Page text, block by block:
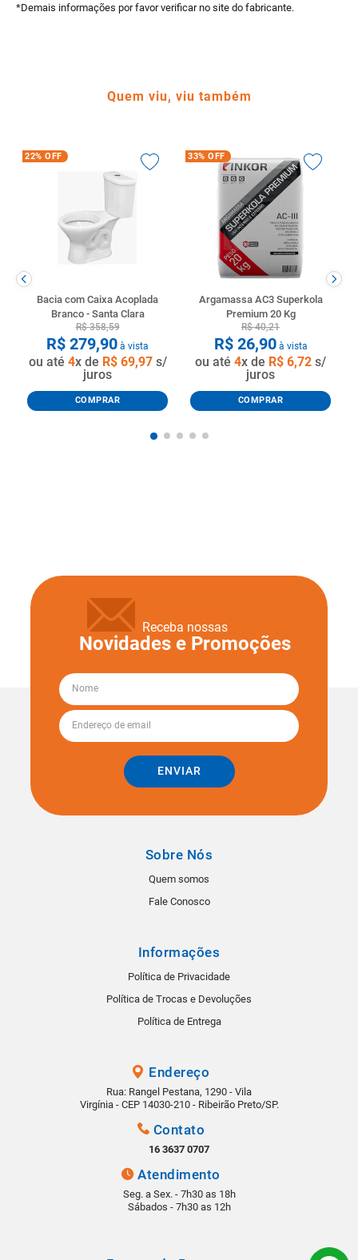
*Demais informações por favor verificar no site do fabricante.
Quem viu, viu também
22% OFF
Bacia com Caixa Acoplada
Branco - Santa Clara
R$ 358,59
R$ 279,90 à vista
ou até 4x de R$ 69,97s/
juros
COMPRAR
33% OFF
Argamassa AC3 Superkola
Premium 20 Kg
R$ 40,21
R$ 26,90à vista
ou até 4x de R$ 6,72 s/
juros
COMPRAR
Receba nossas
Novidades e Promoções
ENVIAR
Sobre Nós
Quem somos
Fale Conosco
Informações
Política de Privacidade
Política de Trocas e Devoluções
Política de Entrega
Endereço
Rua: Rangel Pestana, 1290 - Vila
Virgínia - CEP 14030-210 - Ribeirão Preto/SP.
Contato
16 3637 0707
Atendimento
Seg. a Sex. - 7h30 as 18h
Sábados - 7h30 as 12h